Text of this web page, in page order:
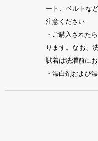
ート、ベルトな
注意ください
・ご購入された
ります。なお、
試着は洗濯前に
・漂白剤および